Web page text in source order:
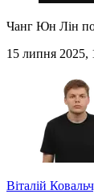
Чанг Юн Лін
15 липня 2025,
Віталій